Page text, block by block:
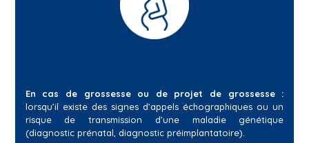
En cas de grossesse ou de projet de grossesse :
lorsqu’il existe des signes d’appels échographiques ou un
risque de transmission d’une maladie génétique
(diagnostic prénatal, diagnostic préimplantatoire).